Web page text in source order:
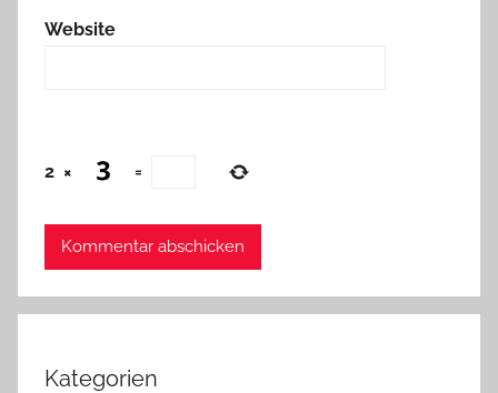
Website
2 × =
Kategorien